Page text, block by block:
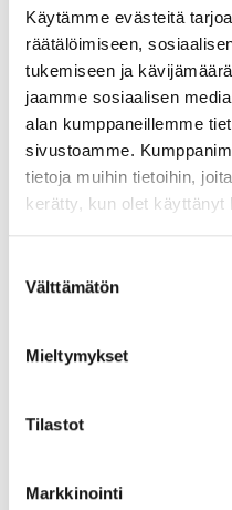
Käytämme evästeitä
räätälöimiseen,
tukemiseen ja
jaamme sosiaalisen
alan kumppaneillemme
sivustoamme.
tietoja muihin tietoihin,
kerätty, kun olet käyttänyt
valinta
Välttämätön
Mieltymykset
Tilastot
Markkinointi
Luontotyyppi
(Pakollinen)
Kuvaa, mitä
edustaa. (Esimerkiksi
perinnebiotooppi, jne).
Onko kyseessä
Kerro tarkemmin